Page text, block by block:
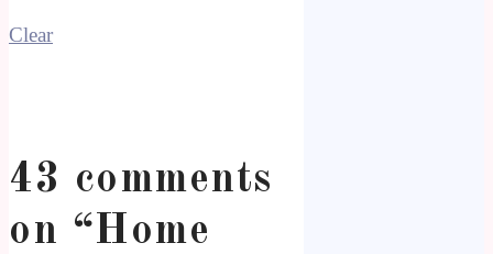
Clear
43 comments
on “Home